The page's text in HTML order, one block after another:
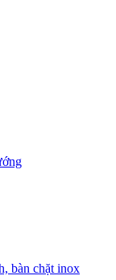
bàn chặt inox